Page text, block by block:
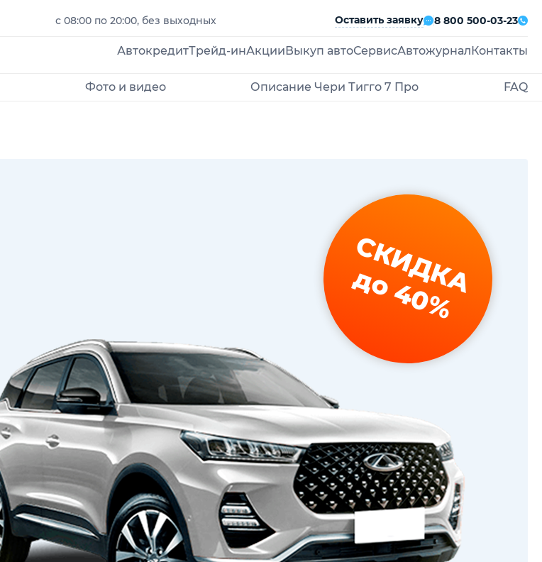
с 08:00 по 20:00, без выходных Оставить заявку 8 800 500-03-23
АвтокредитТрейд-инАкции Выкуп автоСервисАвтожурнал Контакты
Фото и видео Описание Чери Тигго 7 Про FAQ
СКИДКА
до 40%